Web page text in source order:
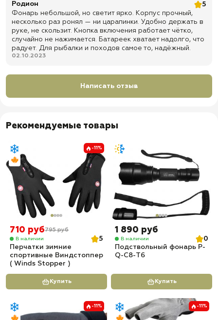
Экономный 50%;
Режим стробоскопа;
✅ Тип диода: LED
✅Время непрерывной работы: до 12 часов
Световой поток: до 500 Лм
Родион
5
Фонарь небольшой, но светит ярко. Корпус прочный,
несколько раз ронял — ни царапинки. Удобно держать в
руке, не скользит. Кнопка включения работает чётко,
случайно не нажимается. Батареек хватает надолго, что
радует. Для рыбалки и походов самое то, надёжный.
02.10.2023
Написать отзыв
Рекомендуемые товары
-11%
710 руб795 руб
В наличии
5
Перчатки зимние
спортивные Виндстоппер
( Winds Stopper )
Купить
1 890 руб
В наличии
0
Подствольный фонарь P-
Q-С8-T6
Купить
-11% -11%